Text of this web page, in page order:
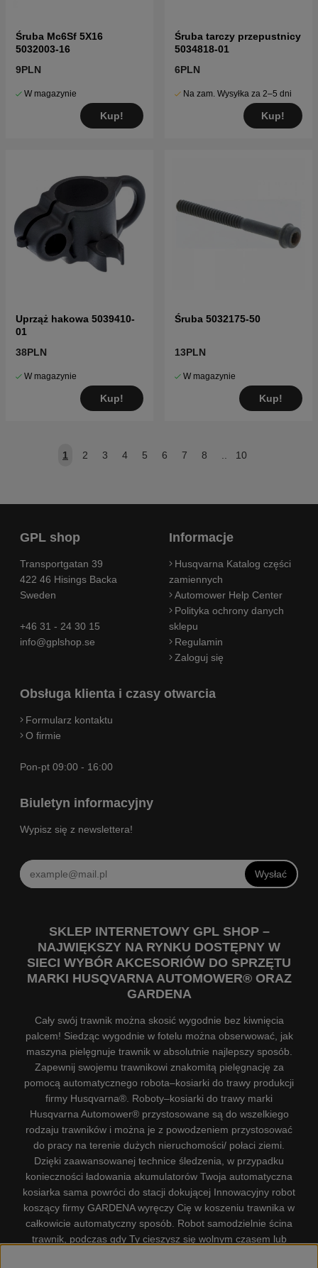
Śruba Mc6Sf 5X16
5032003-16
9PLN
W magazynie
Kup!
Śruba tarczy przepustnicy
5034818-01
6PLN
Na zam. Wysyłka za 2–5 dni
Kup!
Uprząż hakowa 5039410-
01
38PLN
W magazynie
Kup!
Śruba 5032175-50
13PLN
W magazynie
Kup!
1 2 3 4 5 6 7 8 .. 10
GPL shop
Transportgatan 39
422 46 Hisings Backa
Sweden
+46 31 - 24 30 15
info@gplshop.se
Informacje
Husqvarna Katalog części
zamiennych
Automower Help Center
Polityka ochrony danych
sklepu
Regulamin
Zaloguj się
Obsługa klienta i czasy otwarcia
Formularz kontaktu
O firmie
Pon-pt 09:00 - 16:00
Biuletyn informacyjny
Wypisz się z newslettera!
Wysłać
SKLEP INTERNETOWY GPL SHOP –
NAJWIĘKSZY NA RYNKU DOSTĘPNY W
SIECI WYBÓR AKCESORIÓW DO SPRZĘTU
MARKI HUSQVARNA AUTOMOWER® ORAZ
GARDENA
Cały swój trawnik można skosić wygodnie bez kiwnięcia
palcem! Siedząc wygodnie w fotelu można obserwować, jak
maszyna pielęgnuje trawnik w absolutnie najlepszy sposób.
Zapewnij swojemu trawnikowi znakomitą pielęgnację za
pomocą automatycznego robota–kosiarki do trawy produkcji
firmy Husqvarna®. Roboty–kosiarki do trawy marki
Husqvarna Automower® przystosowane są do wszelkiego
rodzaju trawników i można je z powodzeniem przystosować
do pracy na terenie dużych nieruchomości/ połaci ziemi.
Dzięki zaawansowanej technice śledzenia, w przypadku
konieczności ładowania akumulatorów Twoja automatyczna
kosiarka sama powróci do stacji dokującej Innowacyjny robot
koszący firmy GARDENA wyręczy Cię w koszeniu trawnika w
całkowicie automatyczny sposób. Robot samodzielnie ścina
trawnik, podczas gdy Ty cieszysz się wolnym czasem lub